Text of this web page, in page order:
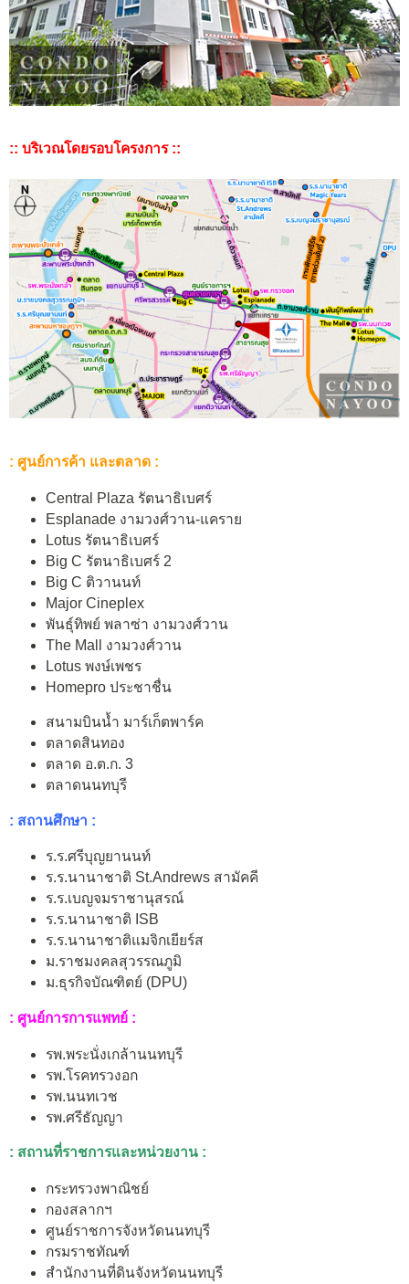
:: บริเวณโดยรอบโครงการ ::
: ศูนย์การค้า และตลาด :
Central Plaza รัตนาธิเบศร์
Esplanade งามวงศ์วาน-แคราย
Lotus รัตนาธิเบศร์
Big C รัตนาธิเบศร์ 2
Big C ติวานนท์
Major Cineplex
พันธุ์ทิพย์ พลาซ่า งามวงศ์วาน
The Mall งามวงศ์วาน
Lotus พงษ์เพชร
Homepro ประชาชื่น
สนามบินน้ำ มาร์เก็ตพาร์ค
ตลาดสินทอง
ตลาด อ.ต.ก. 3
ตลาดนนทบุรี
: สถานศึกษา :
ร.ร.ศรีบุญยานนท์
ร.ร.นานาชาติ St.Andrews สามัคคี
ร.ร.เบญจมราชานุสรณ์
ร.ร.นานาชาติ ISB
ร.ร.นานาชาติแมจิกเยียร์ส
ม.ราชมงคลสุวรรณภูมิ
ม.ธุรกิจบัณฑิตย์ (DPU)
: ศูนย์การการแพทย์ :
รพ.พระนั่งเกล้านนทบุรี
รพ.โรคทรวงอก
รพ.นนทเวช
รพ.ศรีธัญญา
: สถานที่ราชการและหน่วยงาน :
กระทรวงพาณิชย์
กองสลากฯ
ศูนย์ราชการจังหวัดนนทบุรี
กรมราชทัณฑ์
สำนักงานที่ดินจังหวัดนนทบุรี